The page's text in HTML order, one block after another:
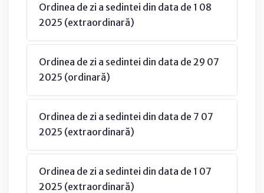
Ordinea de zi a sedintei din data de 1 08
2025 (extraordinară)
Ordinea de zi a sedintei din data de 29 07
2025 (ordinară)
Ordinea de zi a sedintei din data de 7 07
2025 (extraordinară)
Ordinea de zi a sedintei din data de 1 07
2025 (extraordinară)